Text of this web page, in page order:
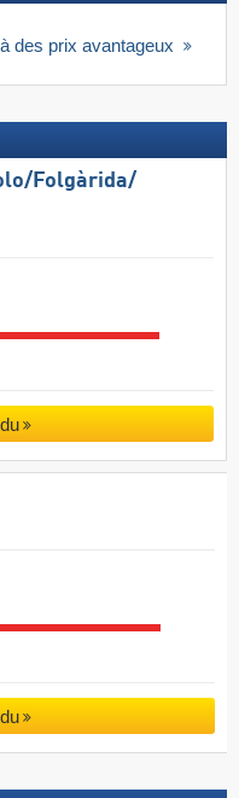
des prix avantageux
​Folgàrida/​